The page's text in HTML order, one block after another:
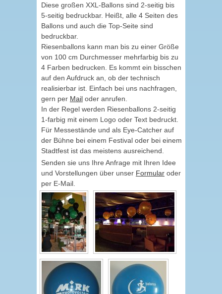
Diese großen XXL-Ballons sind 2-seitig bis
5-seitig bedruckbar. Heißt, alle 4 Seiten des
Ballons und auch die Top-Seite sind
bedruckbar.
Riesenballons kann man bis zu einer Größe
von 100 cm Durchmesser mehrfarbig bis zu
4 Farben bedrucken. Es kommt ein bisschen
auf den Aufdruck an, ob der technisch
realisierbar ist. Einfach bei uns nachfragen,
gern per Mail oder anrufen.
In der Regel werden Riesenballons 2-seitig
1-farbig mit einem Logo oder Text bedruckt.
Für Messestände und als Eye-Catcher auf
der Bühne bei einem Festival oder bei einem
Stadtfest ist das meistens ausreichend.
Senden sie uns Ihre Anfrage mit Ihren Idee
und Vorstellungen über unser Formular oder
per E-Mail.